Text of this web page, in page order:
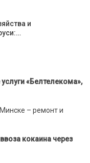
и
«Белтелекома»,
– ремонт и
кокаина через